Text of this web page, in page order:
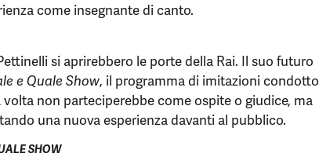
come insegnante di canto.
si aprirebbero le porte della Rai. Il suo futuro
e Quale Show, il programma di imitazioni condotto
volta non parteciperebbe come ospite o giudice, ma
una nuova esperienza davanti al pubblico.
SHOW